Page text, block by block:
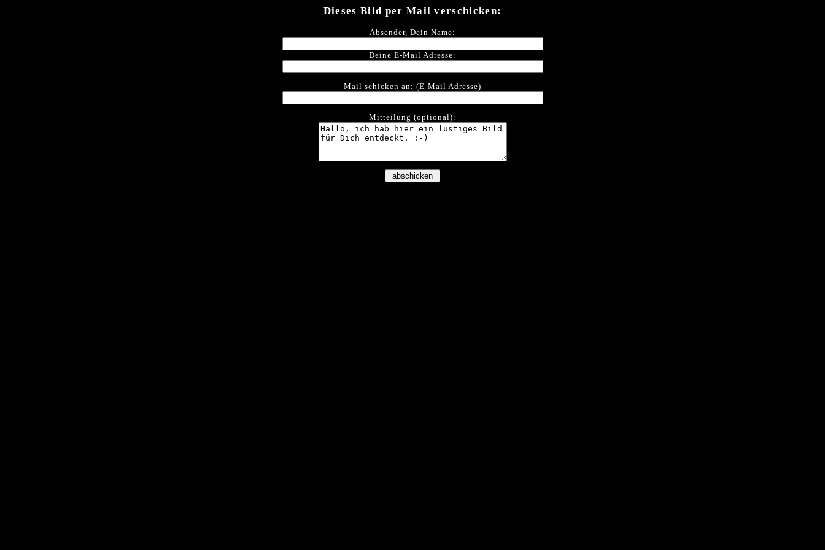
Dieses Bild per Mail verschicken:
Absender, Dein Name:
Deine E-Mail Adresse:
Mail schicken an: (E-Mail Adresse)
Mitteilung (optional):